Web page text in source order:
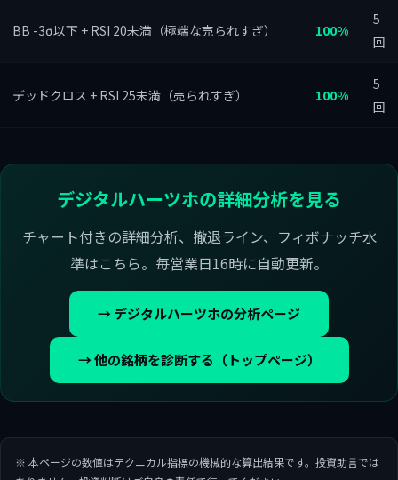
BB -3σ以下 + RSI 20未満（極端な売られすぎ） 100%
5
回
デッドクロス + RSI 25未満（売られすぎ） 100%
5
回
デジタルハーツホの詳細分析を見る
チャート付きの詳細分析、撤退ライン、フィボナッチ水
準はこちら。毎営業日16時に自動更新。
→ デジタルハーツホの分析ページ
→ 他の銘柄を診断する（トップページ）
※ 本ページの数値はテクニカル指標の機械的な算出結果です。投資助言では